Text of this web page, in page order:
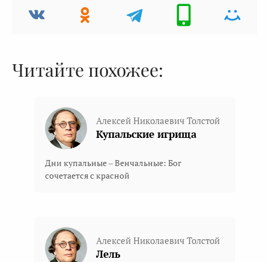
Читайте похожее:
Алексей Николаевич Толстой
Купальские игрища
Дни купальные – Венчальные: Бог
сочетается с красной
Алексей Николаевич Толстой
Лель